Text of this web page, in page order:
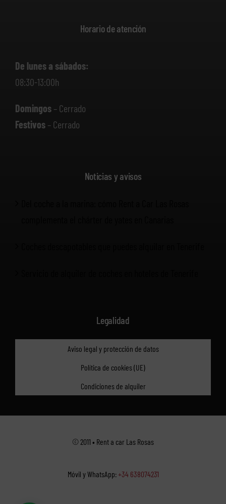
Horario de atención
De lunes a sábados:
08:30-13:00h
Domingos– Cerrado
Festivos– Cerrado
Noticias y avisos
Legalidad
Aviso legal y protección de datos
Política de cookies (UE)
Condiciones de alquiler
© 2011 • Rent a car Las Rosas
Móvil y WhatsApp:+34 638074231